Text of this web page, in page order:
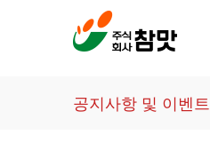
공지사항 및 이벤트